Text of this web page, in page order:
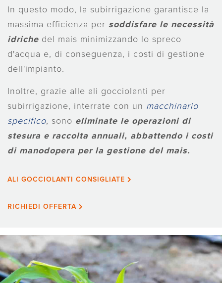
In questo modo, la subirrigazione garantisce la
massima efficienza per soddisfare le necessità
idriche del mais minimizzando lo spreco
d'acqua e, di conseguenza, i costi di gestione
dell'impianto.
Inoltre, grazie alle ali gocciolanti per
subirrigazione, interrate con un macchinario
specifico, sono eliminate le operazioni di
stesura e raccolta annuali, abbattendo i costi
di manodopera per la gestione del mais.
ALI GOCCIOLANTI CONSIGLIATE
RICHIEDI OFFERTA